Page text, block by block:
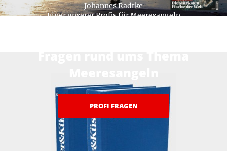
Johannes Radtke
Einer unserer Profis für Meeresangeln
PROFI FRAGEN